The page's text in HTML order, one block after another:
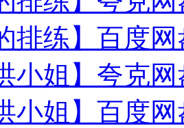
排练】百度
小姐】夸克
小姐】百度